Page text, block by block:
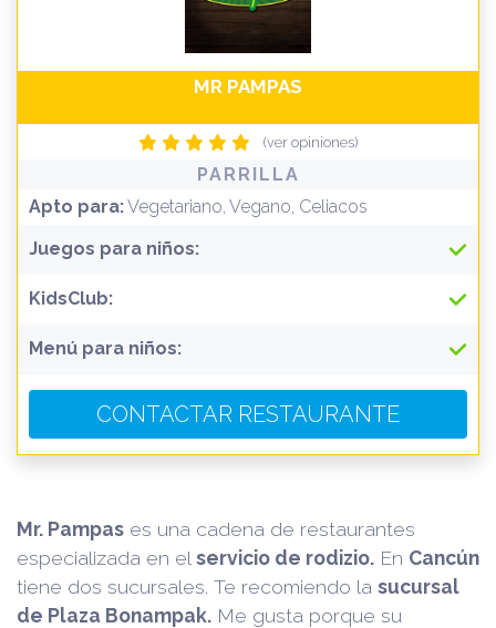
MR PAMPAS
(ver opiniones)
PARRILLA
Apto para:Vegetariano, Vegano, Celiacos
Juegos para niños:
KidsClub:
Menú para niños:
CONTACTAR RESTAURANTE
Mr. Pampas es una cadena de restaurantes
especializada en el servicio de rodizio. En Cancún
tiene dos sucursales. Te recomiendo la sucursal
de Plaza Bonampak. Me gusta porque su